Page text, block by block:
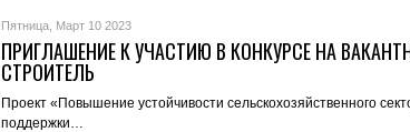
Пятница, Март 10 2023
ПРИГЛАШЕНИЕ К УЧАСТИЮ В КОНКУРСЕ НА
СТРОИТЕЛЬ
Проект «Повышение устойчивости сельскохозяйственного
поддержки…